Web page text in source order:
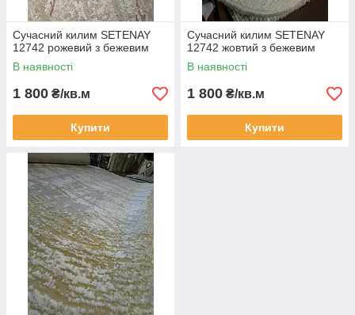
Сучасний килим SETENAY
12742 рожевий з бежевим
В наявності
1 800 ₴/кв.м
Купити
Сучасний килим SETENAY
12742 жовтий з бежевим
В наявності
1 800 ₴/кв.м
Купити